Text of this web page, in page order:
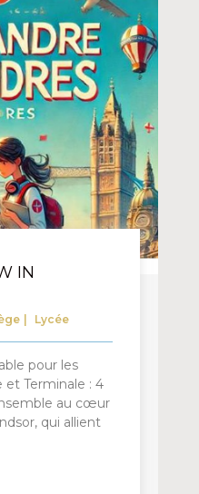
IN
Lycée
pour les
et Terminale : 4
au cœur
qui allient